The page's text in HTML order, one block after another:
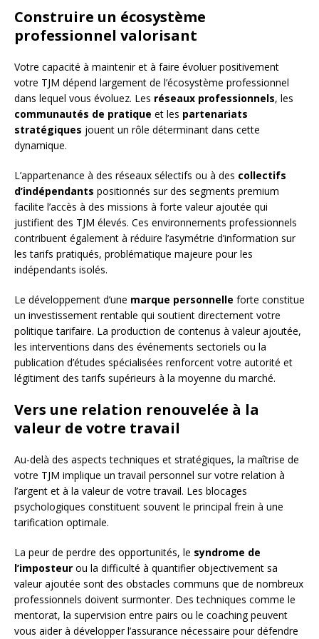
Construire un écosystème
professionnel valorisant
Votre capacité à maintenir et à faire évoluer positivement
votre TJM dépend largement de l’écosystème professionnel
dans lequel vous évoluez. Les réseaux professionnels, les
communautés de pratique et les partenariats
stratégiques jouent un rôle déterminant dans cette
dynamique.
L’appartenance à des réseaux sélectifs ou à des collectifs
d’indépendants positionnés sur des segments premium
facilite l’accès à des missions à forte valeur ajoutée qui
justifient des TJM élevés. Ces environnements professionnels
contribuent également à réduire l’asymétrie d’information sur
les tarifs pratiqués, problématique majeure pour les
indépendants isolés.
Le développement d’une marque personnelle forte constitue
un investissement rentable qui soutient directement votre
politique tarifaire. La production de contenus à valeur ajoutée,
les interventions dans des événements sectoriels ou la
publication d’études spécialisées renforcent votre autorité et
légitiment des tarifs supérieurs à la moyenne du marché.
Vers une relation renouvelée à la
valeur de votre travail
Au-delà des aspects techniques et stratégiques, la maîtrise de
votre TJM implique un travail personnel sur votre relation à
l’argent et à la valeur de votre travail. Les blocages
psychologiques constituent souvent le principal frein à une
tarification optimale.
La peur de perdre des opportunités, le syndrome de
l’imposteur ou la difficulté à quantifier objectivement sa
valeur ajoutée sont des obstacles communs que de nombreux
professionnels doivent surmonter. Des techniques comme le
mentorat, la supervision entre pairs ou le coaching peuvent
vous aider à développer l’assurance nécessaire pour défendre